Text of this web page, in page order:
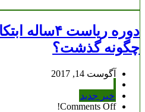
دوره ریاست
چگونه گذشت؟
آگوست 14, 2017
خبر جدید
Comments Off!